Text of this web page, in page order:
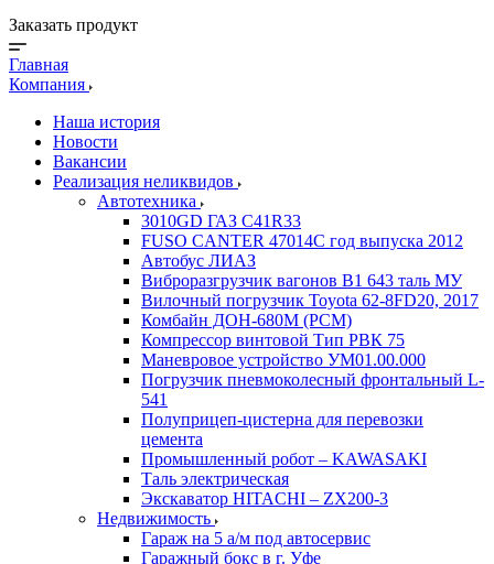
Заказать продукт
Главная
Компания
Наша история
Новости
Вакансии
Реализация неликвидов
Автотехника
3010GD ГАЗ С41R33
FUSO CANTER 47014C год выпуска 2012
Автобус ЛИАЗ
Виброразгрузчик вагонов В1 643 таль МУ
Вилочный погрузчик Toyota 62-8FD20, 2017
Комбайн ДОН-680М (РСМ)
Компрессор винтовой Тип РВК 75
Маневровое устройство УМ01.00.000
Погрузчик пневмоколесный фронтальный L-
541
Полуприцеп-цистерна для перевозки
цемента
Промышленный робот – KAWASAKI
Таль электрическая
Экскаватор HITACHI – ZX200-3
Недвижимость
Гараж на 5 а/м под автосервис
Гаражный бокс в г. Уфе